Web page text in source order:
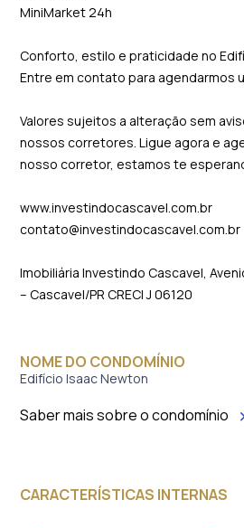
MiniMarket 24h
Conforto, estilo e praticidade no
Entre em contato para agendarmos
Valores sujeitos a alteração sem
nossos corretores. Ligue agora e
nosso corretor, estamos te
www.investindocascavel.com.br
contato@investindocascavel.com.br
Imobiliária Investindo Cascavel,
– Cascavel/PR CRECI J 06120
NOME DO CONDOMÍNIO
Edifício Isaac Newton
Saber mais sobre o condomínio
CARACTERÍSTICAS INTERNAS